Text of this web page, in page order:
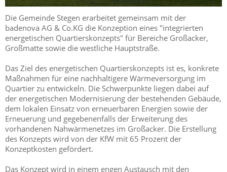
Die Gemeinde Stegen erarbeitet gemeinsam mit der
badenova AG & Co.KG die Konzeption eines "integrierten
energetischen Quartierskonzepts" für Bereiche Großacker,
Großmatte sowie die westliche Hauptstraße.
Das Ziel des energetischen Quartierskonzepts ist es, konkrete
Maßnahmen für eine nachhaltigere Wärmeversorgung im
Quartier zu entwickeln. Die Schwerpunkte liegen dabei auf
der energetischen Modernisierung der bestehenden Gebäude,
dem lokalen Einsatz von erneuerbaren Energien sowie der
Erneuerung und gegebenenfalls der Erweiterung des
vorhandenen Nahwärmenetzes im Großacker. Die Erstellung
des Konzepts wird von der KfW mit 65 Prozent der
Konzeptkosten gefördert.
Das Konzept wird in einem engen Austausch mit den